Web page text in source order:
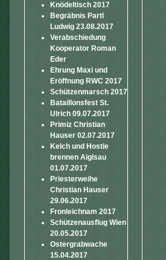
Knödeltisch 2017
Begräbnis Partl
Ludwig 23.08.2017
Verabschiedung
Kooperator Roman
Eder
Ehrung Maxi und
Eröffnung RWC 2017
Schützenmarsch 2017
Bataillonsfest St.
Ulrich 09.07.2017
Primiz Christian
Hauser 02.07.2017
Kelch und Hostie
brennen Aiglsau
01.07.2017
Priesterweihe
Christian Hauser
29.06.2017
Fronleichnam 2017
Schützenausflug Wien
20.05.2017
Ostergrabwache
15.04.2017